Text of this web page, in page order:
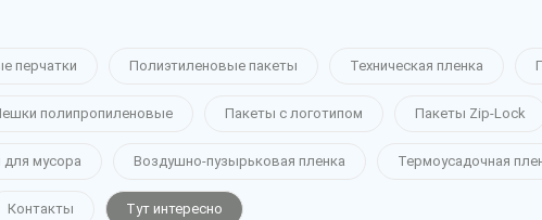
перчатки Полиэтиленовые пакеты Техническая пленка
полипропиленовые Пакеты с логотипом Пакеты Zip-Lock
мусора Воздушно-пузырьковая пленка Термоусадочная
Контакты Тут интересно